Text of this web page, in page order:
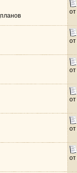
от
от
от
от
от
от